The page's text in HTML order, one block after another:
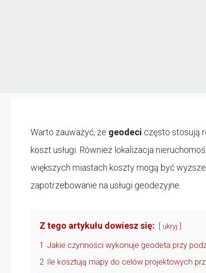
Warto zauważyć, że geodeci często stosują
koszt usługi. Również lokalizacja
większych miastach koszty mogą być
zapotrzebowanie na usługi geodezyjne.
Z tego artykułu dowiesz się: ukryj
1 Jakie czynności wykonuje geodeta przy
2 Ile kosztują mapy do celów projektowych